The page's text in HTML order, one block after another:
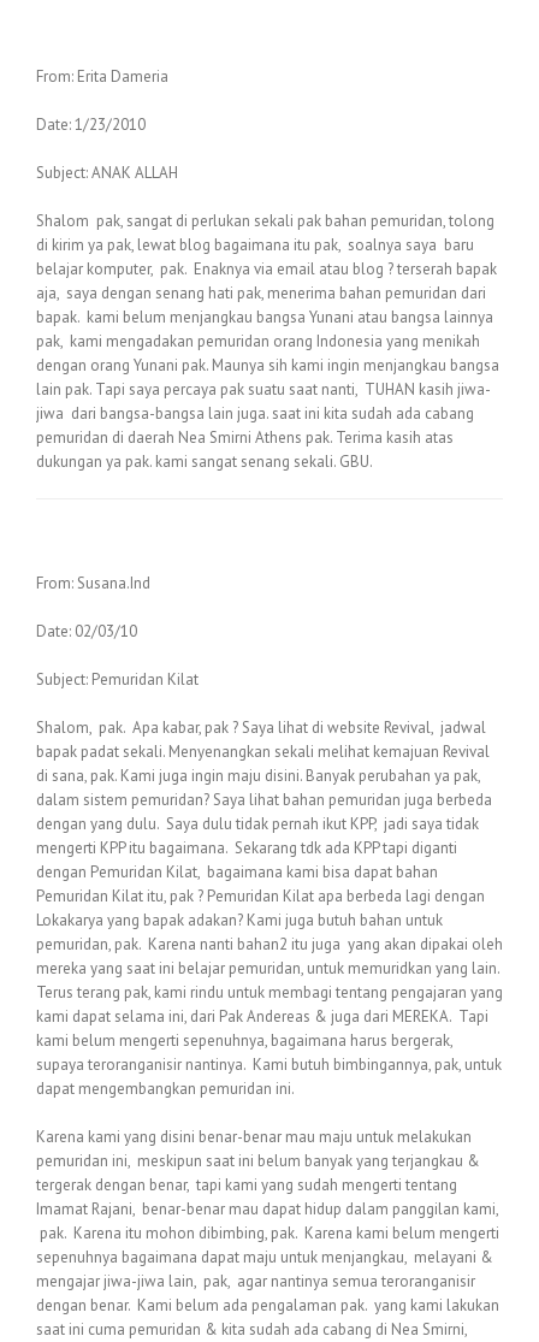
From: Erita Dameria
Date: 1/23/2010
Subject: ANAK ALLAH
Shalom pak, sangat di perlukan sekali pak bahan pemuridan, tolong
di kirim ya pak, lewat blog bagaimana itu pak, soalnya saya baru
belajar komputer, pak. Enaknya via email atau blog ? terserah bapak
aja, saya dengan senang hati pak, menerima bahan pemuridan dari
bapak. kami belum menjangkau bangsa Yunani atau bangsa lainnya
pak, kami mengadakan pemuridan orang Indonesia yang menikah
dengan orang Yunani pak. Maunya sih kami ingin menjangkau bangsa
lain pak. Tapi saya percaya pak suatu saat nanti, TUHAN kasih jiwa-
jiwa dari bangsa-bangsa lain juga. saat ini kita sudah ada cabang
pemuridan di daerah Nea Smirni Athens pak. Terima kasih atas
dukungan ya pak. kami sangat senang sekali. GBU.
From: Susana.Ind
Date: 02/03/10
Subject: Pemuridan Kilat
Shalom, pak. Apa kabar, pak ? Saya lihat di website Revival, jadwal
bapak padat sekali. Menyenangkan sekali melihat kemajuan Revival
di sana, pak. Kami juga ingin maju disini. Banyak perubahan ya pak,
dalam sistem pemuridan? Saya lihat bahan pemuridan juga berbeda
dengan yang dulu. Saya dulu tidak pernah ikut KPP, jadi saya tidak
mengerti KPP itu bagaimana. Sekarang tdk ada KPP tapi diganti
dengan Pemuridan Kilat, bagaimana kami bisa dapat bahan
Pemuridan Kilat itu, pak ? Pemuridan Kilat apa berbeda lagi dengan
Lokakarya yang bapak adakan? Kami juga butuh bahan untuk
pemuridan, pak. Karena nanti bahan2 itu juga yang akan dipakai oleh
mereka yang saat ini belajar pemuridan, untuk memuridkan yang lain.
Terus terang pak, kami rindu untuk membagi tentang pengajaran yang
kami dapat selama ini, dari Pak Andereas & juga dari MEREKA. Tapi
kami belum mengerti sepenuhnya, bagaimana harus bergerak,
supaya teroranganisir nantinya. Kami butuh bimbingannya, pak, untuk
dapat mengembangkan pemuridan ini.
Karena kami yang disini benar-benar mau maju untuk melakukan
pemuridan ini, meskipun saat ini belum banyak yang terjangkau &
tergerak dengan benar, tapi kami yang sudah mengerti tentang
Imamat Rajani, benar-benar mau dapat hidup dalam panggilan kami,
pak. Karena itu mohon dibimbing, pak. Karena kami belum mengerti
sepenuhnya bagaimana dapat maju untuk menjangkau, melayani &
mengajar jiwa-jiwa lain, pak, agar nantinya semua teroranganisir
dengan benar. Kami belum ada pengalaman pak. yang kami lakukan
saat ini cuma pemuridan & kita sudah ada cabang di Nea Smirni,